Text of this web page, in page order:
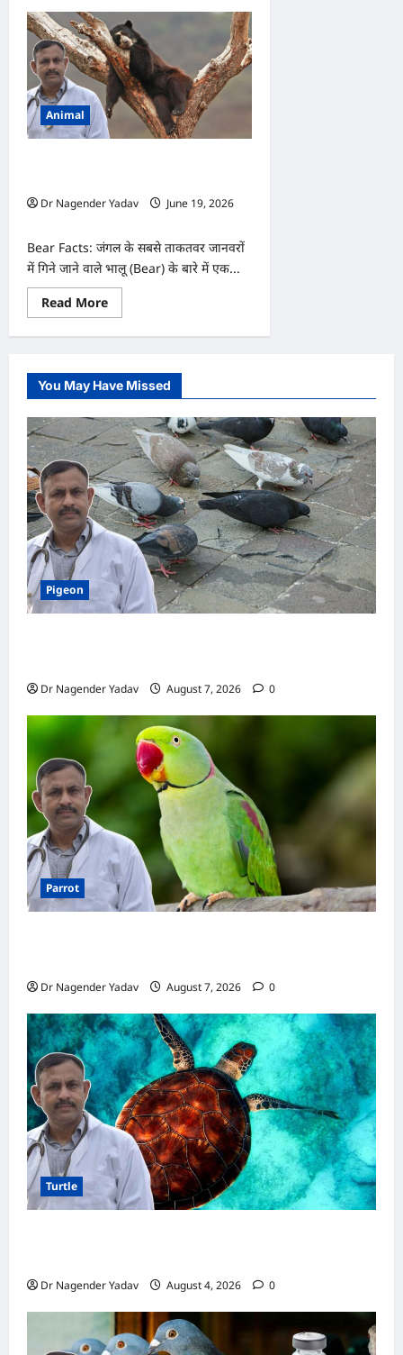
बारिश
शुरू
होते
ही
कहां
चले
जाते
हैं
जंगल
के
जानवर?
अपनी
Animal
Dr Nagender Yadav
June 19, 2026
Bear Facts: जंगल के सबसे ताकतवर जानवरों
में गिने जाने वाले भालू (Bear) के बारे में एक...
Read MoreRead
more
Bear
सर्दियों
में
महीनों
तक
सोकर
कैसे
जिंदा
रहता
है?
You May Have Missed
Pigeon
Dr Nagender Yadav August 7, 2026 0
Parrot
Dr Nagender Yadav August 7, 2026 0
Turtle
Dr Nagender Yadav August 4, 2026 0